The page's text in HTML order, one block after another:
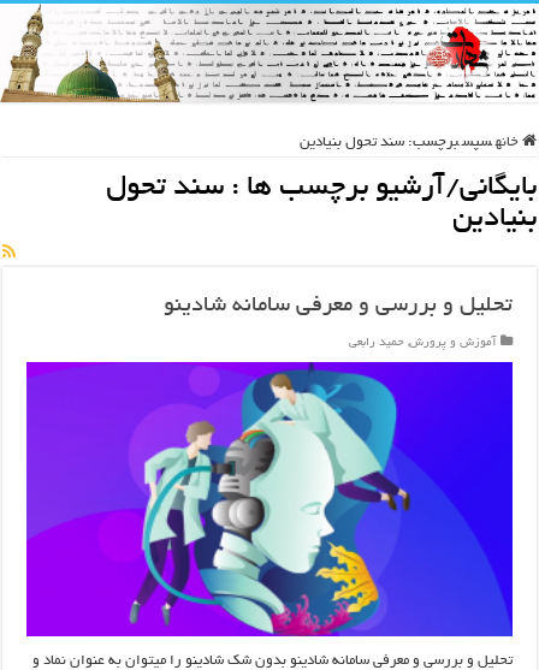
خانه سپس برچسب: سند تحول بنیادین
بایگانی/آرشیو برچسب ها : سند تحول
بنیادین
تحلیل و بررسی و معرفی سامانه شادینو
آموزش و پرورش, حمید رابعی
تحلیل و بررسی و معرفی سامانه شادینو بدون شک شادینو را میتوان به عنوان نماد و